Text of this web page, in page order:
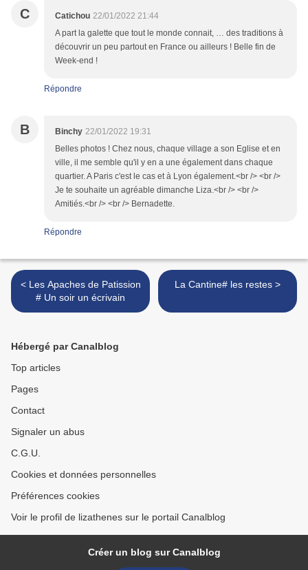
C Catichou 22/01/2022 21:44
A part la galette que tout le monde connait, … des traditions à
découvrir un peu partout en France ou ailleurs ! Belle fin de
Week-end !
Répondre
B Binchy 22/01/2022 19:31
Belles photos ! Chez nous, chaque village a son Eglise et en
ville, il me semble qu'il y en a une également dans chaque
quartier. A Paris c'est le cas et à Lyon également.<br /> <br />
Je te souhaite un agréable dimanche Liza.<br /> <br />
Amitiés.<br /> <br /> Bernadette.
Répondre
< Les Apaches de Patission
# Un soir un écrivain
La Cantine# les restes >
Hébergé par Canalblog
Top articles
Pages
Contact
Signaler un abus
C.G.U.
Cookies et données personnelles
Préférences cookies
Voir le profil de lizathenes sur le portail Canalblog
Créer un blog sur Canalblog